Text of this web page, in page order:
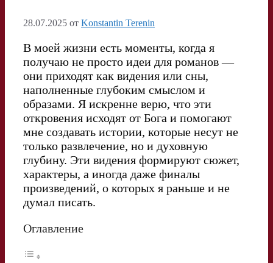
28.07.2025 от Konstantin Terenin
В моей жизни есть моменты, когда я
получаю не просто идеи для романов —
они приходят как видения или сны,
наполненные глубоким смыслом и
образами. Я искренне верю, что эти
откровения исходят от Бога и помогают
мне создавать истории, которые несут не
только развлечение, но и духовную
глубину. Эти видения формируют сюжет,
характеры, а иногда даже финалы
произведений, о которых я раньше и не
думал писать.
Оглавление